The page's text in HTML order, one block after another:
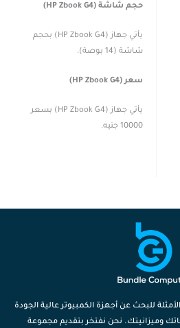
حجم شاشة (HP Zbook G4)
يأتي جهاز (HP Zbook G4) بحجم
شاشة (14 بوصة).
سعر (HP Zbook G4)
يأتي جهاز (HP Zbook G4) بسعر
10000 جنيه.
للبحث عن أجهزة الكمبيوتر عالية الجودة
وميزانيتك. نحن نفتخر بتقديم مجموعة